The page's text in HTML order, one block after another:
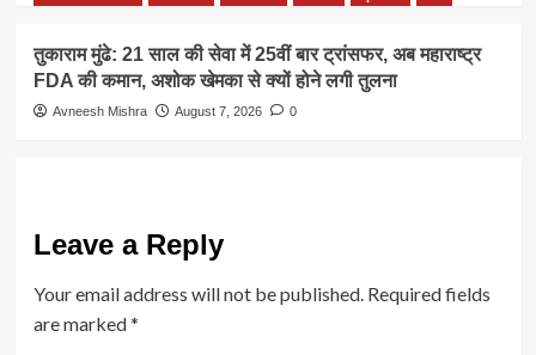
तुकाराम मुंढे: 21 साल की सेवा में 25वीं बार ट्रांसफर, अब महाराष्ट्र
FDA की कमान, अशोक खेमका से क्यों होने लगी तुलना
Avneesh Mishra August 7, 2026 0
Leave a Reply
Your email address will not be published. Required fields
are marked*